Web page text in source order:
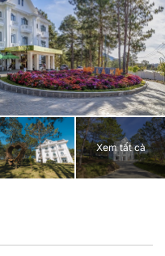
Xem tất cả